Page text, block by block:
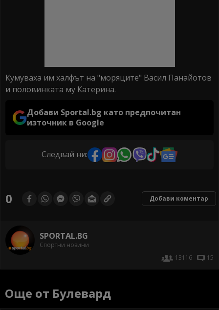
Кумуваха им халфът на "моряците" Васил Панайотов
и половинката му Катерина.
Добави Sportal.bg като предпочитан
източник в Google
Следвай ни:
0 Добави коментар
SPORTAL.BG
Спортни новини
13116
15
Още от Булевард